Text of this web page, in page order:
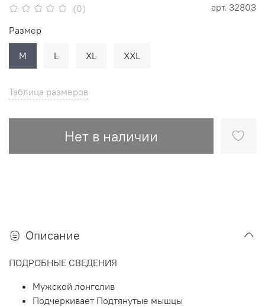
(0) арт. 32803
Таблица размеров
Нет в наличии
Размер
M L XL XXL
Описание
ПОДРОБНЫЕ СВЕДЕНИЯ
Мужской лонгслив
Подчеркивает Подтянутые мышцы